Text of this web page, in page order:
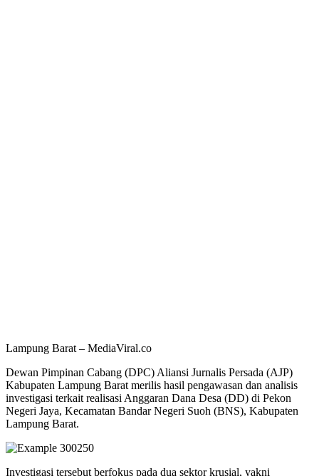
Lampung Barat – MediaViral.co
Dewan Pimpinan Cabang (DPC) Aliansi Jurnalis Persada (AJP)
Kabupaten Lampung Barat merilis hasil pengawasan dan analisis
investigasi terkait realisasi Anggaran Dana Desa (DD) di Pekon
Negeri Jaya, Kecamatan Bandar Negeri Suoh (BNS), Kabupaten
Lampung Barat.
Investigasi tersebut berfokus pada dua sektor krusial, yakni